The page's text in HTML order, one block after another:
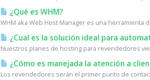
¿Qué es WHM?
WHM aka Web Host Manager es una herramienta
¿Cual es la solución ideal para
Nuestros planes de hosting para revendedores
¿Cómo es manejada la atención a
Los revendedores serán el primer punto de